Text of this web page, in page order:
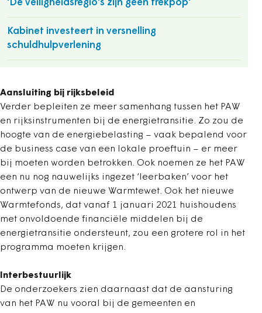
'De veiligheidsregio's zijn geen trekpop'
Kabinet investeert in versnelling
schuldhulpverlening
Aansluiting bij rijksbeleid
Verder bepleiten ze meer samenhang tussen het PAW
en rijksinstrumenten bij de energietransitie. Zo zou de
hoogte van de energiebelasting – vaak bepalend voor
de business case van een lokale proeftuin – er meer
bij moeten worden betrokken. Ook noemen ze het PAW
een nu nog nauwelijks ingezet ‘leerbaken’ voor het
ontwerp van de nieuwe Warmtewet. Ook het nieuwe
Warmtefonds, dat vanaf 1 januari 2021 huishoudens
met onvoldoende financiële middelen bij de
energietransitie ondersteunt, zou een grotere rol in het
programma moeten krijgen.
Interbestuurlijk
De onderzoekers zien daarnaast dat de aansturing
van het PAW nu vooral bij de gemeenten en